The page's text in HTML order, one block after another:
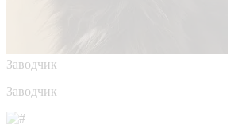
Заводчик
Заводчик